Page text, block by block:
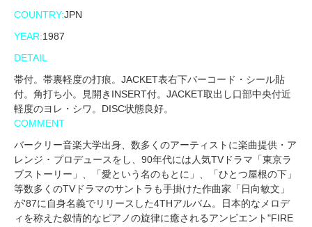
COUNTRY:JPN
YEAR:1987
DETAIL
帯付。帯裏軽度の打痕。JACKET表右下バーコード・シール貼
付。角打ち小。見開きINSERT付。JACKET取出し口部中央付近
軽度のヨレ・シワ。DISC状態良好。
COMMENT
バークリー音楽大学出身、数多くのアーティストに楽曲提供・ア
レンジ ･ プロデュースをし、90年代には人気TVドラマ「東京ラ
ブストーリー」、「愛という名のもとに」、「ひとつ屋根の下」
等数多くのTVドラマのサントラも手掛けた作曲家「日向敏文」
が'87に自身名義でリリースした4THアルバム。日本的なメロデ
ィを称えた叙情的なピアノの旋律に癒されるアンビエント"FIRE